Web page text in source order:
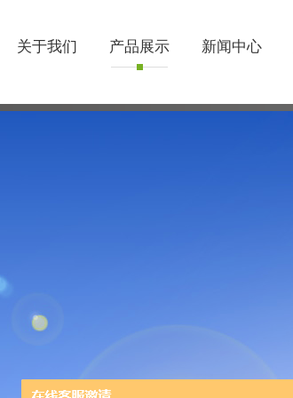
关于我们 产品展示 新闻中心